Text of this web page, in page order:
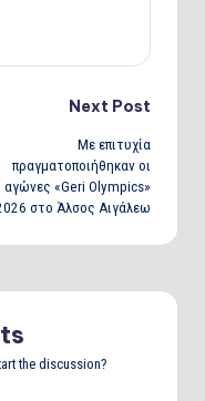
Next Post
Με επιτυχία
πραγματοποιήθηκαν οι
αγώνες «Geri Olympics»
στο Άλσος Αιγάλεω
the discussion?